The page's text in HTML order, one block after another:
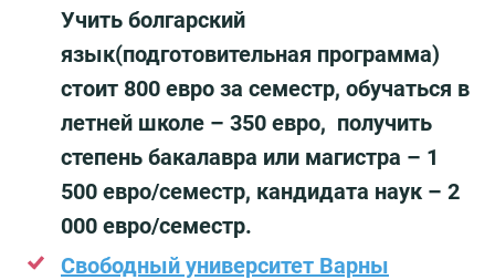
Учить болгарский
язык(подготовительная программа)
стоит 800 евро за семестр, обучаться в
летней школе – 350 евро, получить
степень бакалавра или магистра – 1
500 евро/семестр, кандидата наук – 2
000 евро/семестр.
Свободный университет Варны